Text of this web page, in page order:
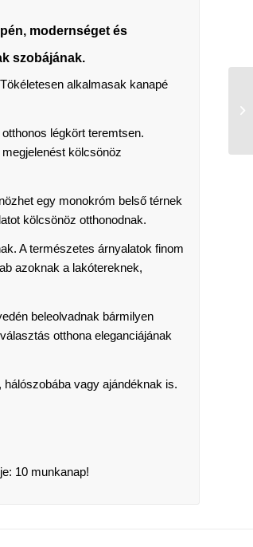
modernséget és
szobájának.
alkalmasak kanapé
légkört teremtsen.
kölcsönöz
egy monokróm belső térnek
kölcsönöz otthonodnak.
A természetes árnyalatok finom
azoknak a lakótereknek,
beleolvadnak bármilyen
otthona eleganciájának
vagy ajándéknak is.
10 munkanap!